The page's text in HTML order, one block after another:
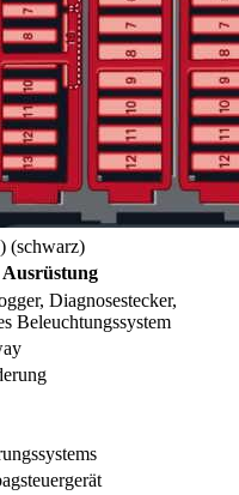
(schwarz)
Ausrüstung
Diagnosestecker,
Beleuchtungssystem